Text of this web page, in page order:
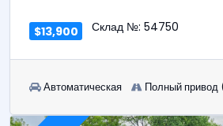
$13,900 Склад №: 54750
Автоматическая Полный привод